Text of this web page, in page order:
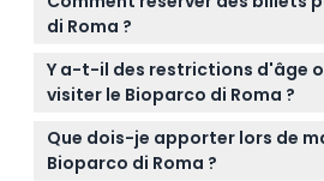
25 décembre. Du 1er janvier au
Entre le 30 mars et le 25
9h30 à 18h00, avec des horaires
octobre (sous réserve de
confirmer au moment de la
di Roma ?
Vous pouvez facilement
Bioparco di Roma en ligne ici
garantissant votre place à la
souhaitées.
Y a-t-il des restrictions d'âge
visiter le Bioparco di Roma ?
Les enfants mesurant moins de
gratuitement, tandis que les
Que dois-je apporter lors de
Bioparco di Roma ?